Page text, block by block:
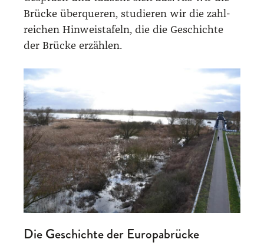
Brü­cke über­que­ren, stu­die­ren wir die zahl­
rei­chen Hin­weis­ta­feln, die die Geschich­te
der Brü­cke erzäh­len.
Die Geschichte der Europabrücke